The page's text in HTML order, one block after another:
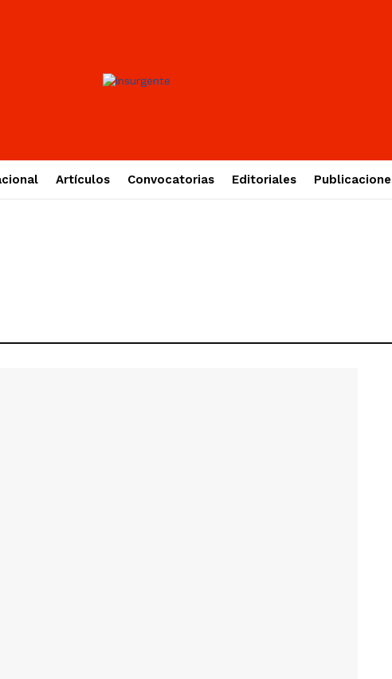
Artículos Convocatorias Editoriales